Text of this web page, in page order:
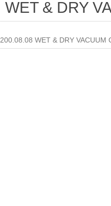
WET & DRY
200.08.08 WET & DRY VACUUM